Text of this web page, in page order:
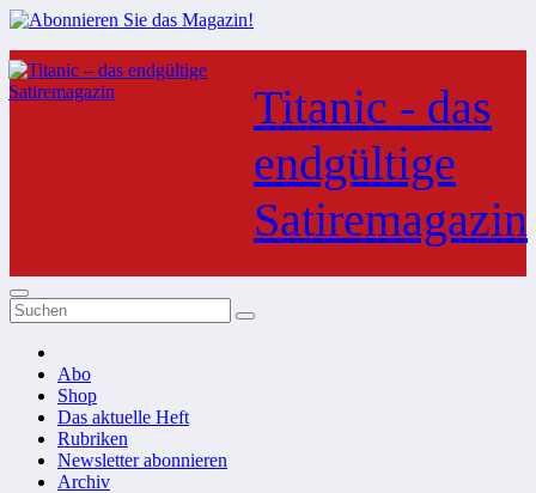
Zum
Inhalt
springen
Titanic - das
endgültige
Satiremagazin
Abo
Shop
Das aktuelle Heft
Rubriken
Newsletter abonnieren
Archiv